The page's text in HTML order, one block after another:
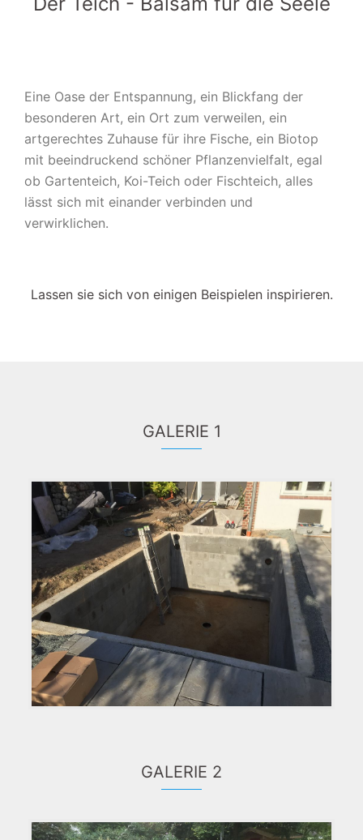
Eine Oase der Entspannung, ein Blickfang der
besonderen Art, ein Ort zum verweilen, ein
artgerechtes Zuhause für ihre Fische, ein Biotop
mit beeindruckend schöner Pflanzenvielfalt, egal
ob Gartenteich, Koi-Teich oder Fischteich, alles
lässt sich mit einander verbinden und
verwirklichen.
Lassen sie sich von einigen Beispielen inspirieren.
GALERIE 1
GALERIE 2